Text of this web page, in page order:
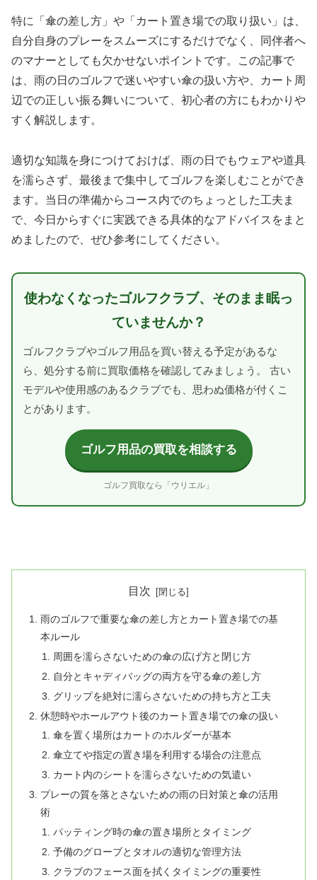
特に「傘の差し方」や「カート置き場での取り扱い」は、
自分自身のプレーをスムーズにするだけでなく、同伴者へ
のマナーとしても欠かせないポイントです。この記事で
は、雨の日のゴルフで迷いやすい傘の扱い方や、カート周
辺での正しい振る舞いについて、初心者の方にもわかりや
すく解説します。
適切な知識を身につけておけば、雨の日でもウェアや道具
を濡らさず、最後まで集中してゴルフを楽しむことができ
ます。当日の準備からコース内でのちょっとした工夫ま
で、今日からすぐに実践できる具体的なアドバイスをまと
めましたので、ぜひ参考にしてください。
使わなくなったゴルフクラブ、そのまま眠っ
ていませんか？
ゴルフクラブやゴルフ用品を買い替える予定があるな
ら、処分する前に買取価格を確認してみましょう。 古い
モデルや使用感のあるクラブでも、思わぬ価格が付くこ
とがあります。
ゴルフ用品の買取を相談する
ゴルフ買取なら「ウリエル」
目次
雨のゴルフで重要な傘の差し方とカート置き場での基
本ルール
周囲を濡らさないための傘の広げ方と閉じ方
自分とキャディバッグの両方を守る傘の差し方
グリップを絶対に濡らさないための持ち方と工夫
休憩時やホールアウト後のカート置き場での傘の扱い
傘を置く場所はカートのホルダーが基本
傘立てや指定の置き場を利用する場合の注意点
カート内のシートを濡らさないための気遣い
プレーの質を落とさないための雨の日対策と傘の活用
術
パッティング時の傘の置き場所とタイミング
予備のグローブとタオルの適切な管理方法
クラブのフェース面を拭くタイミングの重要性